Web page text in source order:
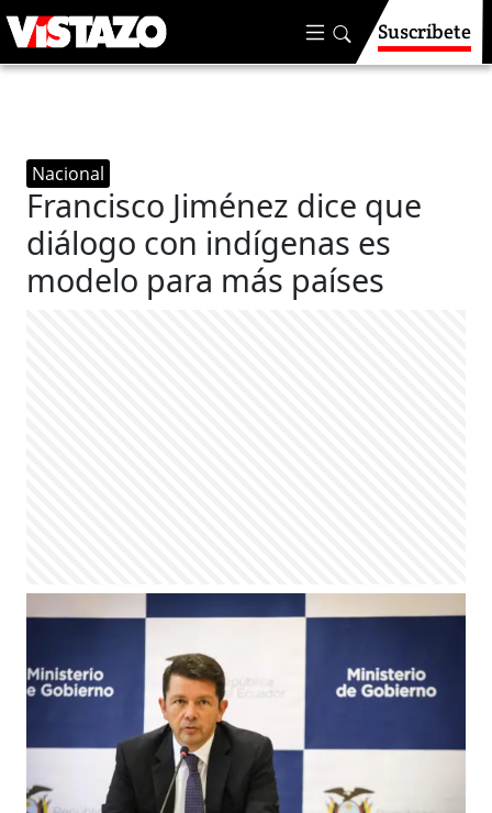
Suscríbete
Nacional
Francisco Jiménez dice que
diálogo con indígenas es
modelo para más países